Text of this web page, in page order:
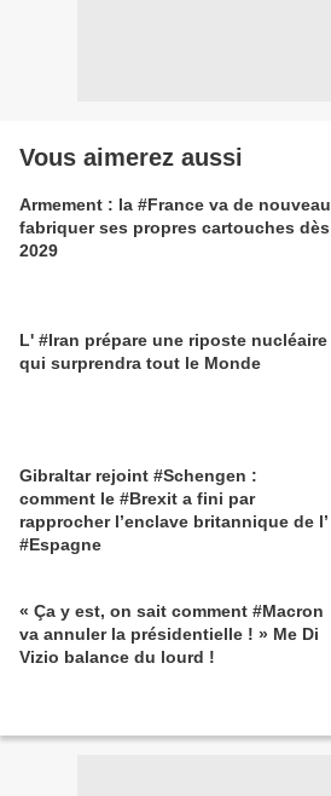
Vous aimerez aussi
Armement : la #France va de nouveau
fabriquer ses propres cartouches dès
2029
L' #Iran prépare une riposte nucléaire
qui surprendra tout le Monde
Gibraltar rejoint #Schengen :
comment le #Brexit a fini par
rapprocher l’enclave britannique de l’
#Espagne
« Ça y est, on sait comment #Macron
va annuler la présidentielle ! » Me Di
Vizio balance du lourd !